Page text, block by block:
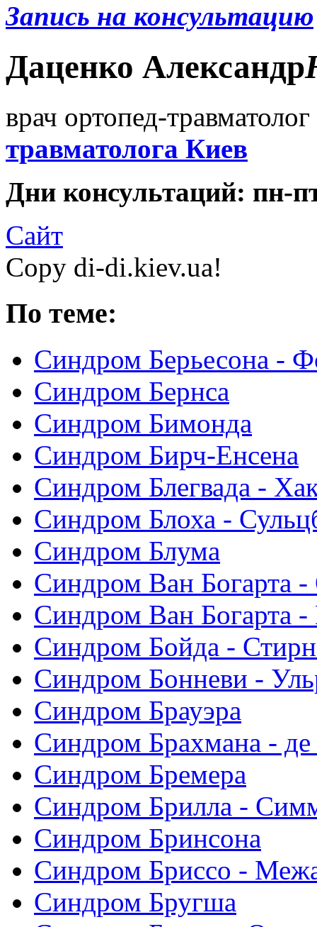
Запись на консультацию
Даценко Александр
врач ортопед-
травматолога Киев
Дни консультаций: пн-
Сайт
Copy di-di.kiev.ua!
По теме:
Синдром Берьесона -
Синдром Бернса
Синдром Бимонда
Синдром Бирч-Енсена
Синдром Блегвада -
Синдром Блоха -
Синдром Блума
Синдром Ван Богарта -
Синдром Ван Богарта
Синдром Бойда -
Синдром Бонневи -
Синдром Брауэра
Синдром Брахмана - де
Синдром Бремера
Синдром Брилла -
Синдром Бринсона
Синдром Бриссо -
Синдром Бругша